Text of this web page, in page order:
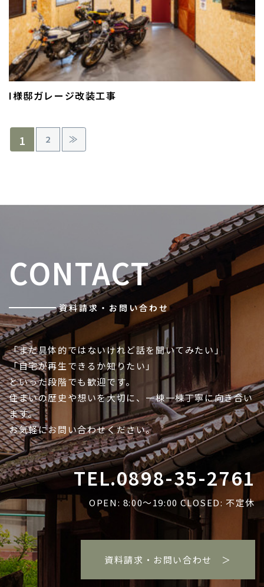
I様邸ガレージ改装工事
1 2 ≫
CONTACT
資料請求・お問い合わせ
「まだ具体的ではないけれど話を聞いてみたい」
「自宅が再生できるか知りたい」
といった段階でも歓迎です。
住まいの歴史や想いを大切に、一棟一棟丁寧に向き合い
ます。
お気軽にお問い合わせください。
TEL.0898-35-2761
OPEN: 8:00～19:00 CLOSED: 不定休
資料請求・お問い合わせ ＞